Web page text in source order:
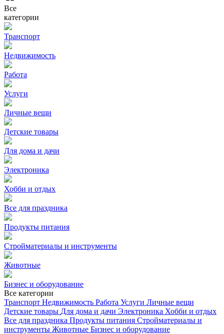
Все
категории
Транспорт
Недвижимость
Работа
Услуги
Личные вещи
Детские товары
Для дома и дачи
Электроника
Хобби и отдых
Все для праздника
Продукты питания
Стройматериалы и инструменты
Животные
Бизнес и оборудование
Все категории
Транспорт Недвижимость Работа Услуги Личные вещи
Детские товары Для дома и дачи Электроника Хобби и отдых
Все для праздника Продукты питания Стройматериалы и
инструменты Животные Бизнес и оборудование